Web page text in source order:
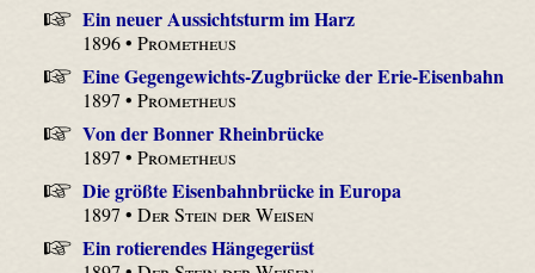
Ein neuer Aussichtsturm im Harz
1896 •Prometheus
Eine Gegengewichts-Zugbrücke der Erie-Eisenbahn
1897 •Prometheus
Von der Bonner Rheinbrücke
1897 •Prometheus
Die größte Eisenbahnbrücke in Europa
1897 •Der Stein der Weisen
Ein rotierendes Hängegerüst